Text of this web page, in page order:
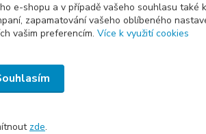
e-shopu a v případě vašeho souhlasu také
zapamatování vašeho oblíbeného
vašim preferencím. Více k využití cookies
zde.